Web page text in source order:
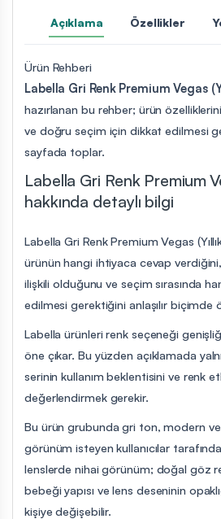
Açıklama Özellikler
Ürün Rehberi
Labella Gri Renk Premium Vegas
hazırlanan bu rehber; ürün
ve doğru seçim için dikkat edilmesi
sayfada toplar.
Labella Gri Renk Premium
hakkında detaylı bilgi
Labella Gri Renk Premium Vegas
ürünün hangi ihtiyaca cevap
ilişkili olduğunu ve seçim sırasında
edilmesi gerektiğini anlaşılır biçimde
Labella ürünleri renk seçeneği
öne çıkar. Bu yüzden açıklamada
serinin kullanım beklentisini ve renk
değerlendirmek gerekir.
Bu ürün grubunda gri ton, modern
görünüm isteyen kullanıcılar
lenslerde nihai görünüm; doğal göz
bebeği yapısı ve lens deseninin
kişiye değişebilir.